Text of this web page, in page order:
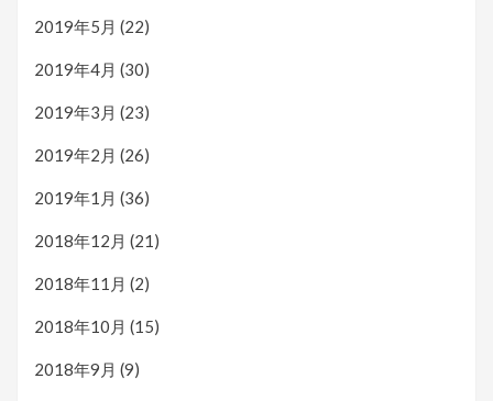
2019年5月 (22)
2019年4月 (30)
2019年3月 (23)
2019年2月 (26)
2019年1月 (36)
2018年12月 (21)
2018年11月 (2)
2018年10月 (15)
2018年9月 (9)